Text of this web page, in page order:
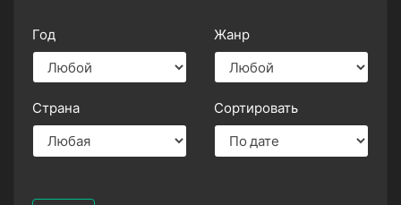
Год Жанр
Страна Сортировать